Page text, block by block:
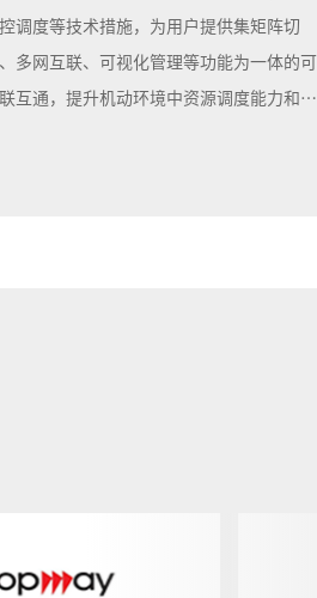
调度等技术措施，为用户提供集矩阵切
多网互联、可视化管理等功能为一体的可
互通，提升机动环境中资源调度能力和指